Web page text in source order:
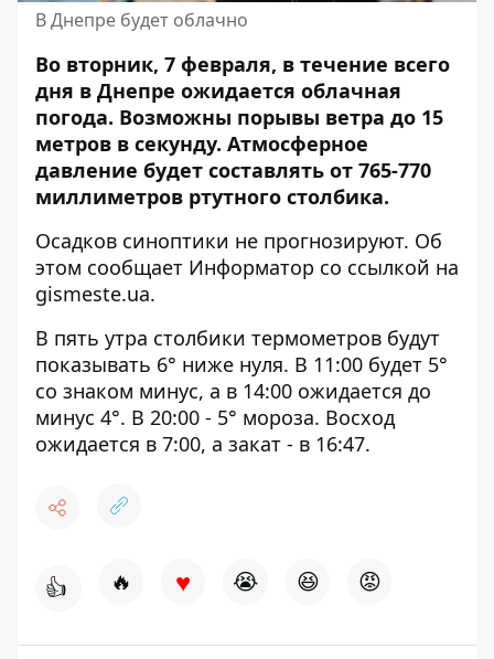
В Днепре будет облачно
Во вторник, 7 февраля, в течение всего
дня в Днепре ожидается облачная
погода. Возможны порывы ветра до 15
метров в секунду. Атмосферное
давление будет составлять от 765-770
миллиметров ртутного столбика.
Осадков синоптики не прогнозируют. Об
этом сообщает Информатор со ссылкой на
gismeste.ua.
В пять утра столбики термометров будут
показывать 6° ниже нуля. В 11:00 будет 5°
со знаком минус, а в 14:00 ожидается до
минус 4°. В 20:00 - 5° мороза. Восход
ожидается в 7:00, а закат - в 16:47.
👍 🔥 ♥ 😭 😆 😡